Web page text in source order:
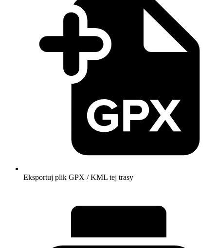
Eksportuj plik GPX / KML tej trasy